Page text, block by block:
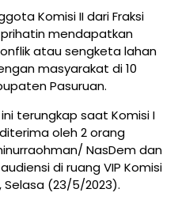
Komisi II dari Fraksi
prihatin mendapatkan
atau sengketa lahan
masyarakat di 10
Pasuruan.
terungkap saat Komisi I
oleh 2 orang
NasDem dan
di ruang VIP Komisi
Selasa (23/5/2023).